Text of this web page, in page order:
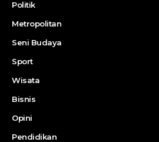
Politik
Metropolitan
Seni Budaya
Sport
Wisata
Bisnis
Opini
Pendidikan